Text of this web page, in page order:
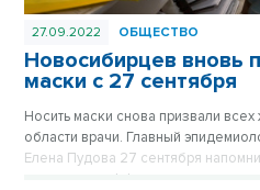
27.09.2022 ОБЩЕСТВО
Новосибирцев вновь
маски с 27 сентября
Носить маски снова призвали
области врачи. Главный
Елена Пудова 27 сентября
простых, но эффективных мерах